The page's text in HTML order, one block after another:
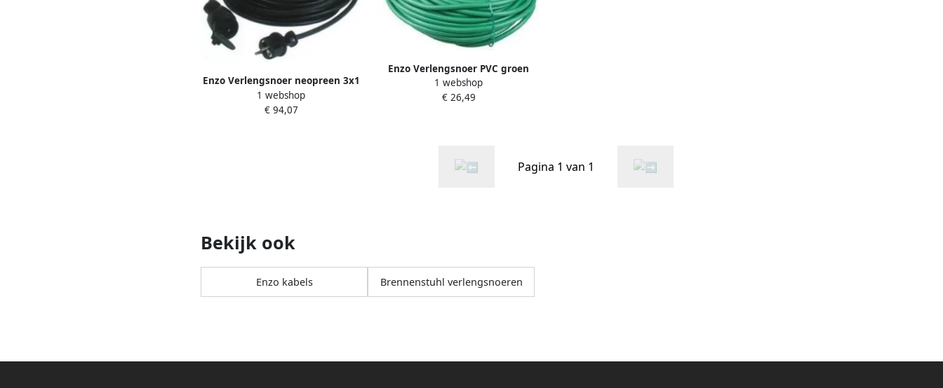
Enzo Verlengsnoer neopreen 3x1
5qmm 25 meter 1167117
1 webshop
€ 94,07
Enzo Verlengsnoer PVC groen
2x1qmm 20m 1167052
1 webshop
€ 26,49
Pagina 1 van 1
Bekijk ook
Enzo kabels Brennenstuhl verlengsnoeren